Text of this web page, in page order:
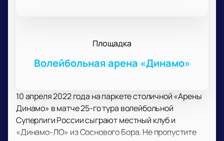
Площадка
Волейбольная арена «Динамо»
10 апреля 2022 года на паркете столичной «Арены
Динамо» в матче 25-го тура волейбольной
Суперлиги России сыграют местный клуб и
«Динамо-ЛО» из Соснового Бора. Не пропустите